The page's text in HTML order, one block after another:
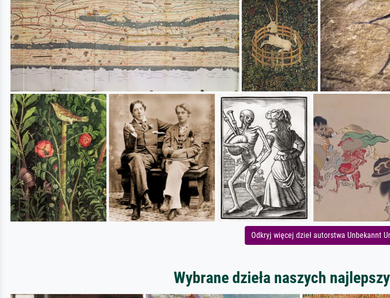
Odkryj więcej dzieł autorstwa Unbekannt
Wybrane dzieła naszych